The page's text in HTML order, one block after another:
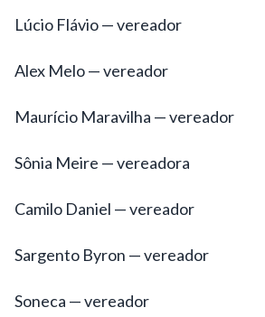
Lúcio Flávio — vereador
Alex Melo — vereador
Maurício Maravilha — vereador
Sônia Meire — vereadora
Camilo Daniel — vereador
Sargento Byron — vereador
Soneca — vereador